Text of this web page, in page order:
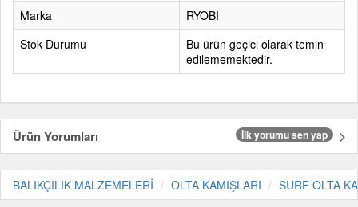
Marka
RYOBI
Stok Durumu
Bu ürün geçici olarak temin
edilememektedir.
Ürün Yorumları İlk yorumu sen yap
BALIKÇILIK MALZEMELERİ OLTA KAMIŞLARI SURF OLTA